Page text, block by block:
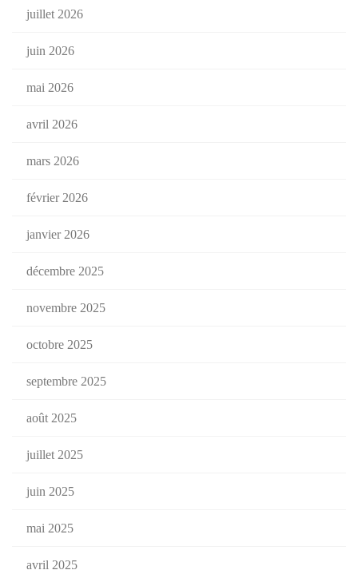
juillet 2026
juin 2026
mai 2026
avril 2026
mars 2026
février 2026
janvier 2026
décembre 2025
novembre 2025
octobre 2025
septembre 2025
août 2025
juillet 2025
juin 2025
mai 2025
avril 2025